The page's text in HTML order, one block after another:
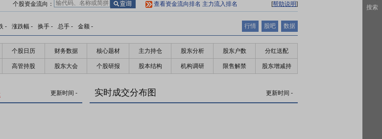
个股资金流向： 查看资金流向排名 主力流入排名 [帮助说明]
- 涨跌幅 - 换手 - 总手 - 金额 - 行情 股吧 数据
个股日历 财务数据 核心题材 主力持仓 股东分析 股东户数 分红送配
高管持股 股东大会 个股研报 股本结构 机构调研 限售解禁 股东增减持
更新时间 - 实时成交分布图 更新时间 -
搜索